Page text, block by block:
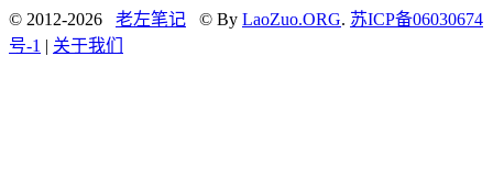
© 2012-2026 老左笔记 © By LaoZuo.ORG. 苏ICP备06030674
号-1 | 关于我们